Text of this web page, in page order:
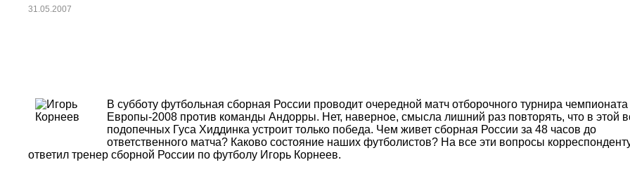
31.05.2007
В субботу футбольная сборная России проводит очередной матч отборочного турнира чемпионата
Европы-2008 против команды Андорры. Нет, наверное, смысла лишний раз повторять, что в этой
подопечных Гуса Хиддинка устроит только победа. Чем живет сборная России за 48 часов до
ответственного матча? Каково состояние наших футболистов? На все эти вопросы
ответил тренер сборной России по футболу Игорь Корнеев.